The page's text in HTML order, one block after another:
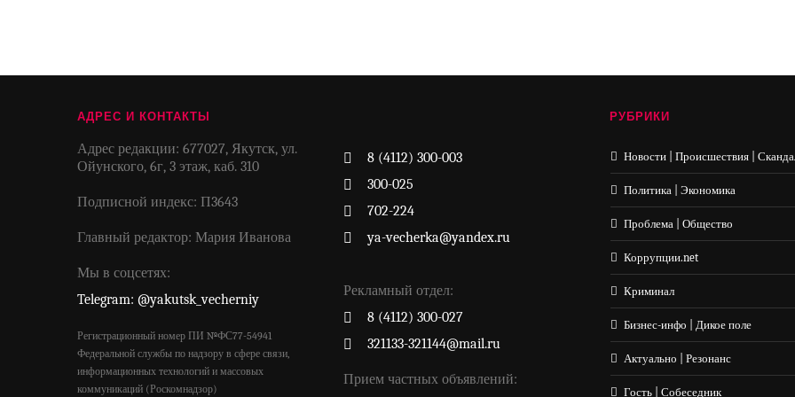
АДРЕС И КОНТАКТЫ
Адрес редакции: 677027, Якутск, ул.
Ойунского, 6г, 3 этаж, каб. 310
Подписной индекс: П3643
Главный редактор: Мария Иванова
Мы в соцсетях:
Telegram: @yakutsk_vecherniy
Регистрационный номер ПИ №ФС77-54941
Федеральной службы по надзору в сфере связи,
информационных технологий и массовых
коммуникаций (Роскомнадзор)
8 (4112) 300-003
300-025
702-224
ya-vecherka@yandex.ru
Рекламный отдел:
8 (4112) 300-027
321133-321144@mail.ru
Прием частных объявлений:
РУБРИКИ
Новости | Происшествия |
Политика | Экономика
Проблема | Общество
Коррупции.net
Криминал
Бизнес-инфо | Дикое поле
Актуально | Резонанс
Гость | Собеседник